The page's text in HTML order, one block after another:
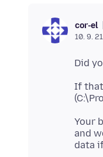
cor-el
10. 9.
If that
Your
and